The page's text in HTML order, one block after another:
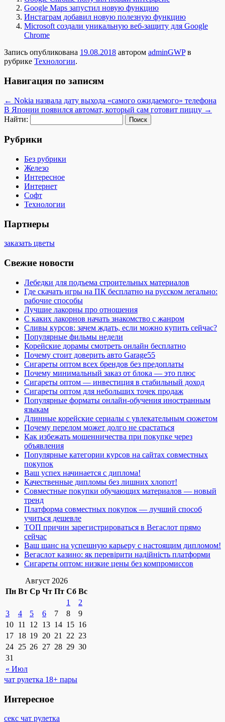
Google Maps запустил новую функцию
Инстаграм добавил новую полезную функцию
Microsoft создали уникальную веб-защиту для Google
Chrome
Запись опубликована 19.08.2018 автором adminGWPв
рубрике Технологии.
Навигация по записям
← Nokia назвала дату выхода «самого ожидаемого» телефона
В Японии появился автомат, который сам готовит пиццу →
Найти:
Рубрики
Без рубрики
Железо
Интересное
Интернет
Софт
Технологии
Партнеры
заказать цветы
Свежие новости
Лебедки для подъема строительных материалов
Где скачать игры на ПК бесплатно на русском легально:
рабочие способы
Лучшие лакорны про отношения
С каких лакорнов начать знакомство с жанром
Сливы курсов: зачем ждать, если можно купить сейчас?
Популярные фильмы недели
Корейские дорамы смотреть онлайн бесплатно
Почему стоит доверить авто Garage55
Сигареты оптом всех брендов без предоплаты
Почему минимальный заказ от блока — это плюс
Сигареты оптом — инвестиция в стабильный доход
Сигареты оптом для небольших точек продаж
Популярные форматы онлайн-обучения иностранным
языкам
Длинные корейские сериалы с увлекательным сюжетом
Почему перелом может долго не срастаться
Как избежать мошенничества при покупке через
объявления
Популярные категории курсов на сайтах совместных
покупок
Ваш успех начинается с диплома!
Качественные дипломы без лишних хлопот!
Совместные покупки обучающих материалов — новый
тренд
Платформа совместных покупок — лучший способ
учиться дешевле
ТОП причин зарегистрироваться в Вегаслот прямо
сейчас
Ваш шанс на успешную карьеру с настоящим дипломом!
Вегаслот казино: як перевірити надійність платформи
Сигареты оптом: низкие цены без компромиссов
Август 2026
Пн Вт Ср Чт Пт Сб Вс
« Июл
1
2
3
4 5 6 7 8
9
10 11 12 13 14 15 16
17 18 19 20 21 22 23
24 25 26 27 28 29 30
31
чат рулетка 18+ пары
Интересное
секс чат рулетка